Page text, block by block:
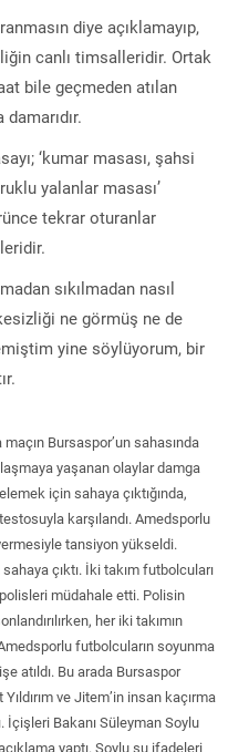
diye açıklamayıp,
canlı timsalleridir. Ortak
bile geçmeden atılan
‘kumar masası, şahsi
yalanlar masası’
tekrar oturanlar
sıkılmadan nasıl
ne görmüş ne de
yine söylüyorum, bir
Bursaspor’un sahasında
yaşanan olaylar damga
için sahaya çıktığında,
karşılandı. Amedsporlu
tansiyon yükseldi.
çıktı. İki takım futbolcuları
müdahale etti. Polisin
her iki takımın
futbolcuların soyunma
atıldı. Bu arada Bursaspor
ve Jitem’in insan kaçırma
İçişleri Bakanı Süleyman Soylu
yaptı. Soylu şu ifadeleri